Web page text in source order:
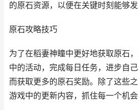
的原石资源，以便在关键时刻能够发
原石攻略技巧
为了在稻妻神瞳中更好地获取原石
中的活动，完成每日任务，进步自
而获取更多的原石奖励。除了这些
游戏中的更新内容，抓住每一个机会